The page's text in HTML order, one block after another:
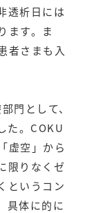
透析日には
ます。ま
者さまも入
門として、
た。COKU
虚空」から
限りなくゼ
というコン
具体に的に